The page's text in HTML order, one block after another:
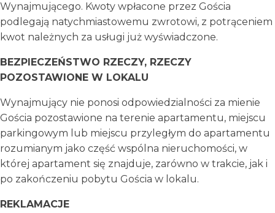
Wynajmującego. Kwoty wpłacone przez Gościa
podlegają natychmiastowemu zwrotowi, z potrąceniem
kwot należnych za usługi już wyświadczone.
BEZPIECZEŃSTWO RZECZY, RZECZY
POZOSTAWIONE W LOKALU
Wynajmujący nie ponosi odpowiedzialności za mienie
Gościa pozostawione na terenie apartamentu, miejscu
parkingowym lub miejscu przyległym do apartamentu
rozumianym jako część wspólna nieruchomości, w
której apartament się znajduje, zarówno w trakcie, jak i
po zakończeniu pobytu Gościa w lokalu.
REKLAMACJE